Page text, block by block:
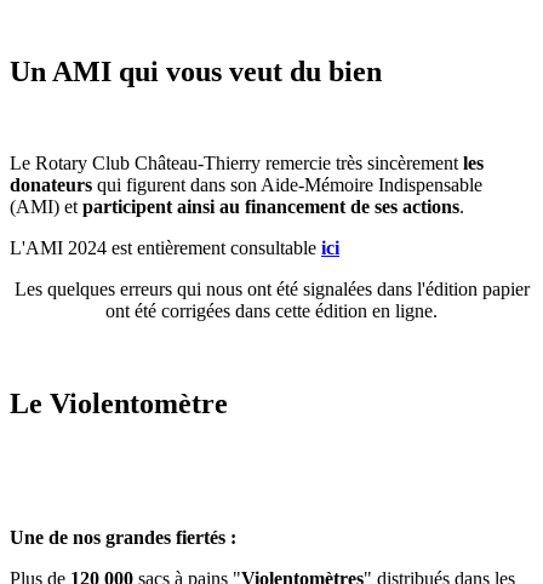
Un AMI qui vous veut du bien
Le Rotary Club Château-Thierry remercie très sincèrementles
donateurs qui figurent dans son Aide-Mémoire Indispensable
(AMI) etparticipent ainsi au financement de ses actions.
L'AMI 2024 est entièrement consultable ici
Les quelques erreurs qui nous ont été signalées dans l'édition papier
ont été corrigées dans cette édition en ligne.
Le Violentomètre
Une de nos grandes fiertés :
Plus de 120 000 sacs à pains "Violentomètres" distribués dans les